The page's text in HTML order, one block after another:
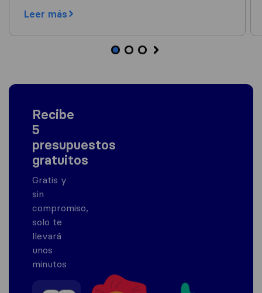
Leer más
Recibe
5
presupuestos
gratuitos
Gratis y
sin
compromiso,
solo te
llevará
unos
minutos